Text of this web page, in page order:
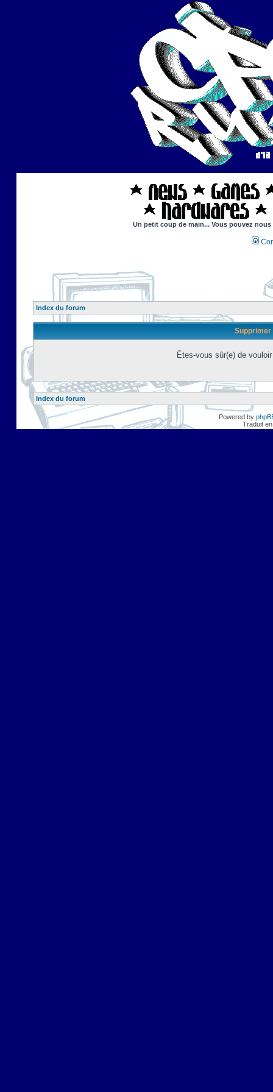
Un petit coup de main... Vous pouvez
Index du forum
Supprimer
Êtes-vous sûr(e) de
Index du forum
Powered by
Traduit